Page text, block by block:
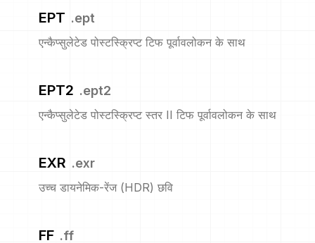
EPT .ept
एन्कैप्सुलेटेड पोस्टस्क्रिप्ट टिफ पूर्वावलोकन के साथ
EPT2 .ept2
एन्कैप्सुलेटेड पोस्टस्क्रिप्ट स्तर II टिफ पूर्वावलोकन के साथ
EXR .exr
उच्च डायनेमिक-रेंज (HDR) छवि
FF .ff